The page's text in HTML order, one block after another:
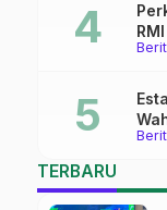
Pati
TERBARU